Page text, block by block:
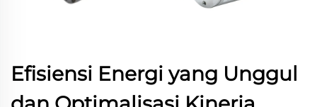
Efisiensi Energi yang Unggul